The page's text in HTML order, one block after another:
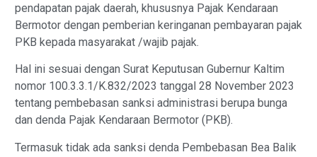
pendapatan pajak daerah, khususnya Pajak Kendaraan
Bermotor dengan pemberian keringanan pembayaran pajak
PKB kepada masyarakat /wajib pajak.
Hal ini sesuai dengan Surat Keputusan Gubernur Kaltim
nomor 100.3.3.1/K.832/2023 tanggal 28 November 2023
tentang pembebasan sanksi administrasi berupa bunga
dan denda Pajak Kendaraan Bermotor (PKB).
Termasuk tidak ada sanksi denda Pembebasan Bea Balik